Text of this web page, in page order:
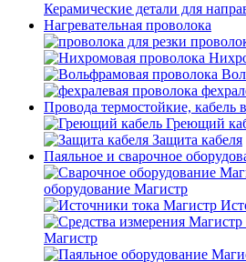
Керамические детали для
Нагревательная проволока
Провода термостойкие, кабель
Греющий
Защита кабеля
Паяльное и сварочное
оборудование Магистр
Магистр